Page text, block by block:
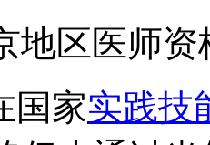
地区医师
国家实践技